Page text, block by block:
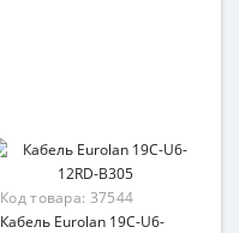
Код товара: 37544
Кабель Eurolan 19C-U6-